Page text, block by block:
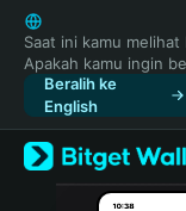
English
日本語
Tiếng Việt
Русский
Español
Türkçe
Italiano
Saat ini kamu melihat
Apakah kamu ingin
Beralih ke
English